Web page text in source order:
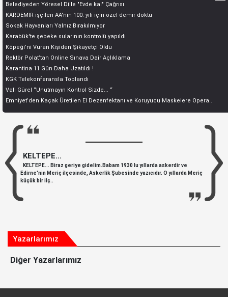
Belediyeden Yöresel Dille "Evde kal" Çağrısı
KARDEMİR işçileri AA'nın 100. yılı için özel demir döktü
Sokak Hayvanları Yalnız Bırakılmıyor
Karabük'te şebeke sularının kontrolü yapıldı
Köpeği’ni Vuran Kişiden Şikayetçi Oldu
Rektör Polat’tan Online Sınava Dair Açlıklama
Karantina 11 Gün Daha Uzatıldı !
KGK Telekonferansla Toplandı
Vali Gürel “Unutmayın Kontrol Sizde... “
Emniyet’den Kaçak Üretilen El Dezenfektanı ve Koruyucu Maskelere Opera..
KELTEPE...
KELTEPE... Biraz geriye gidelim.Babam 1930 lu yıllarda askerdir ve
Edirne'nin Meriç ilçesinde, Askerlik Şubesinde yazıcıdır. O yıllarda Meriç
küçük bir ilç..
Yazarlarımız
Diğer Yazarlarımız